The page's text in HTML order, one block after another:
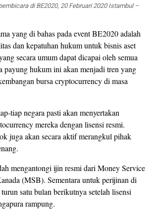
di BE2020, 20 Februari 2020 Istambul –
yang di bahas pada event BE2020 adalah
dan kepatuhan hukum untuk bisnis aset
secara umum dapat dicapai oleh semua
payung hukum ini akan menjadi tren yang
bursa cryptocurrency di masa
tiap negara pasti akan menyertakan
mereka dengan lisensi resmi.
juga akan secara aktif merangkul pihak
mengantongi ijin resmi dari Money Service
(MSB). Sementara untuk perijinan di
satu bulan berikutnya setelah lisensi
rampung.